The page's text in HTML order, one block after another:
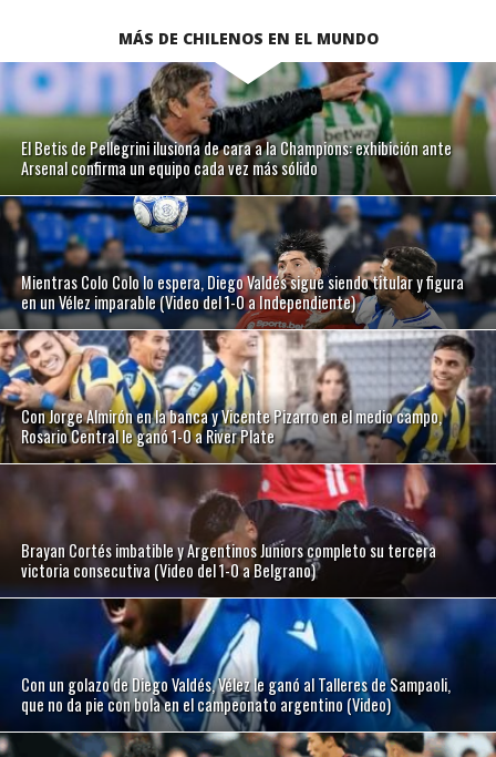
MÁS DE CHILENOS EN EL MUNDO
El Betis de Pellegrini ilusiona de cara a la Champions: exhibición ante
Arsenal confirma un equipo cada vez más sólido
Mientras Colo Colo lo espera, Diego Valdés sigue siendo titular y figura
en un Vélez imparable (Video del 1-0 a Independiente)
Con Jorge Almirón en la banca y Vicente Pizarro en el medio campo,
Rosario Central le ganó 1-0 a River Plate
Brayan Cortés imbatible y Argentinos Juniors completo su tercera
victoria consecutiva (Video del 1-0 a Belgrano)
Con un golazo de Diego Valdés, Vélez le ganó al Talleres de Sampaoli,
que no da pie con bola en el campeonato argentino (Video)